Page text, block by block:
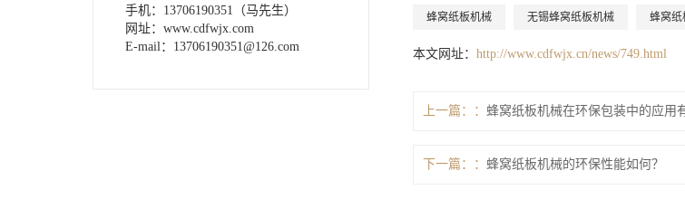
手机：13706190351（马先生）
网址：www.cdfwjx.com
E-mail：13706190351@126.com
蜂窝纸板机械 无锡蜂窝纸板机械 蜂窝纸
本文网址： http://www.cdfwjx.cn/news/749.html
上一篇： 蜂窝纸板机械在环保包装中的应用
下一篇： 蜂窝纸板机械的环保性能如何？